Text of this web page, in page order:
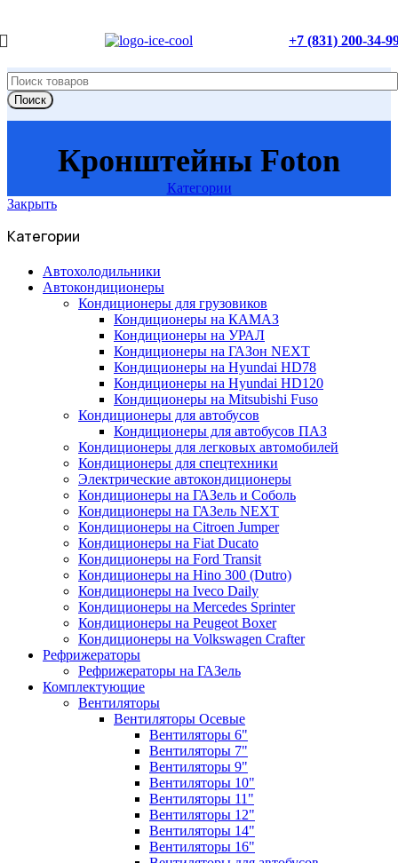
+7 (831) 200-34-
Поиск
Кронштейны Foton
Категории
Закрыть
Категории
Автохолодильники
Автокондиционеры
Кондиционеры для грузовиков
Кондиционеры на КАМАЗ
Кондиционеры на УРАЛ
Кондиционеры на ГАЗон NEXT
Кондиционеры на Hyundai HD78
Кондиционеры на Hyundai HD120
Кондиционеры на Mitsubishi Fuso
Кондиционеры для автобусов
Кондиционеры для автобусов ПАЗ
Кондиционеры для легковых автомобилей
Кондиционеры для спецтехники
Электрические автокондиционеры
Кондиционеры на ГАЗель и Соболь
Кондиционеры на ГАЗель NEXT
Кондиционеры на Citroen Jumper
Кондиционеры на Fiat Ducato
Кондиционеры на Ford Transit
Кондиционеры на Hino 300 (Dutro)
Кондиционеры на Iveco Daily
Кондиционеры на Mercedes Sprinter
Кондиционеры на Peugeot Boxer
Кондиционеры на Volkswagen Crafter
Рефрижераторы
Рефрижераторы на ГАЗель
Комплектующие
Вентиляторы
Вентиляторы Осевые
Вентиляторы 6"
Вентиляторы 7"
Вентиляторы 9"
Вентиляторы 10"
Вентиляторы 11"
Вентиляторы 12"
Вентиляторы 14"
Вентиляторы 16"